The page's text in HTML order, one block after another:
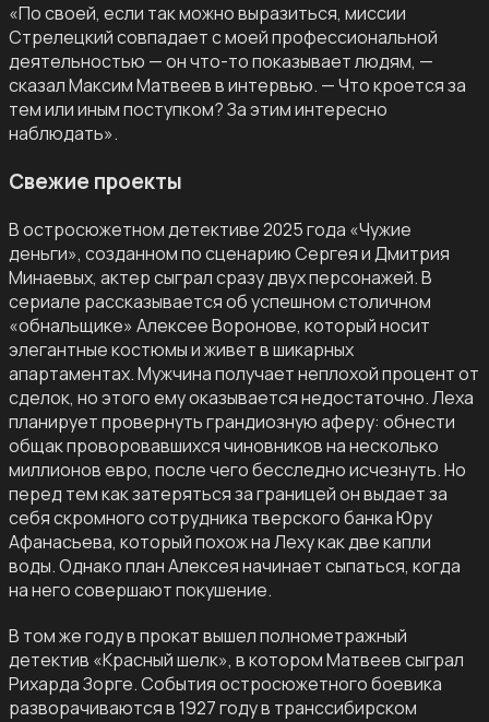
​​«По своей, если так можно выразиться, миссии
Стрелецкий совпадает с моей профессиональной
деятельностью — он что-то показывает людям, —
сказал Максим Матвеев в интервью. — Что кроется за
тем или иным поступком? За этим интересно
наблюдать».
Свежие проекты
В остросюжетном детективе 2025 года «Чужие
деньги», созданном по сценарию Сергея и Дмитрия
Минаевых, актер сыграл сразу двух персонажей. В
сериале рассказывается об успешном столичном
«обнальщике» Алексее Воронове, который носит
элегантные костюмы и живет в шикарных
апартаментах. Мужчина получает неплохой процент от
сделок, но этого ему оказывается недостаточно. Леха
планирует провернуть грандиозную аферу: обнести
общак проворовавшихся чиновников на несколько
миллионов евро, после чего бесследно исчезнуть. Но
перед тем как затеряться за границей он выдает за
себя скромного сотрудника тверского банка Юру
Афанасьева, который похож на Леху как две капли
воды. Однако план Алексея начинает сыпаться, когда
на него совершают покушение.
В том же году в прокат вышел полнометражный
детектив «Красный шелк», в котором Матвеев сыграл
Рихарда Зорге. События остросюжетного боевика
разворачиваются в 1927 году в транссибирском